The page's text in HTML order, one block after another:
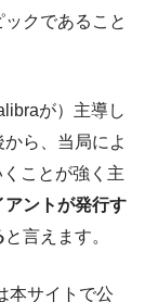
クであること
が）主導し
ら、当局によ
ことが強く主
アントが発行す
と言えます。
本サイトで公